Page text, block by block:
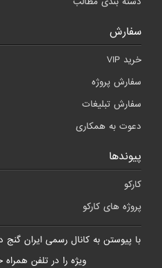
سفارش
خرید VIP
سفارش پروژه
سفارش تبلیغات
دعوت به همکاری
پیوندها
کارکو
پروژه های کارکو
با پیوستن به کانال رسمی ایران گنج
ویژه را در تلفن